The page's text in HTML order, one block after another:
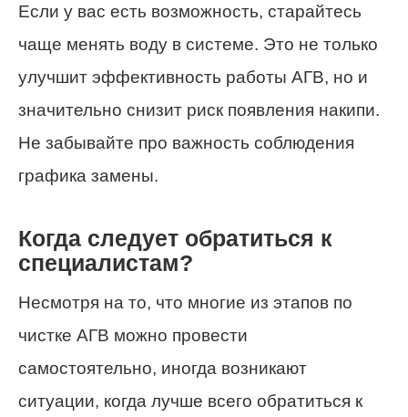
Если у вас есть возможность, старайтесь
чаще менять воду в системе. Это не только
улучшит эффективность работы АГВ, но и
значительно снизит риск появления накипи.
Не забывайте про важность соблюдения
графика замены.
Когда следует обратиться к
специалистам?
Несмотря на то, что многие из этапов по
чистке АГВ можно провести
самостоятельно, иногда возникают
ситуации, когда лучше всего обратиться к